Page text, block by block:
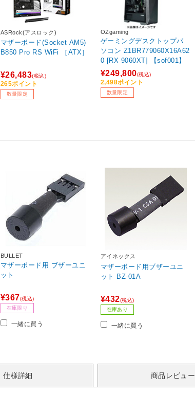
ASRock(アスロック)
マザーボード(Socket AM5)
B850 Pro RS WiFi ［ATX］
¥26,483(税込)
265ポイント
数量限定
OZgaming
ゲーミングデスクトップパ
ソコン Z1BR779060X16A62
0 [RX 9060XT] 【sof001】
¥249,800(税込)
2,498ポイント
数量限定
BULLET
マザーボード用 ブザーユニ
ット
¥367(税込)
在庫限り
一緒に買う
アイネックス
マザーボード用ブザーユニ
ット BZ-01A
¥432(税込)
在庫あり
一緒に買う
仕様詳細 商品レビュー